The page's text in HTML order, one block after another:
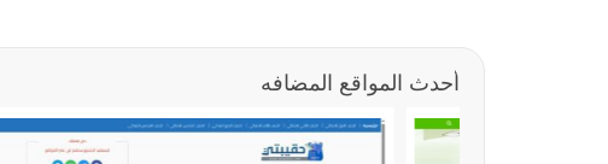
أحدث المواقع المضافه